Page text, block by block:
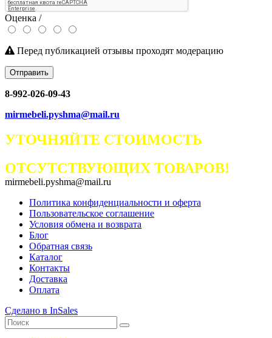
Оценка /
Перед публикацией отзывы проходят модерацию
Отправить
8-992-026-09-43
mirmebeli.pyshma@mail.ru
УТОЧНЯЙТЕ СТОИМОСТЬ
ОТСУТСТВУЮЩИХ ТОВАРОВ!
mirmebeli.pyshma@mail.ru
Политика конфиденциальности и оферта
Пользовательское соглашение
Условия обмена и возврата
Блог
Обратная связь
Каталог
Контакты
Доставка
Оплата
Сделано в InSales